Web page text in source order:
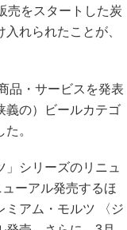
売をスタートした炭
れられたことが、
品・サービスを発表
義の）ビールカテゴ
。
シリーズのリニュ
ーアル発売するほ
ミアム・モルツ 〈ジ